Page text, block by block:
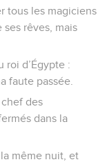
tous les magiciens
ses rêves, mais
roi d’Égypte :
faute passée.
des
dans la
même nuit, et